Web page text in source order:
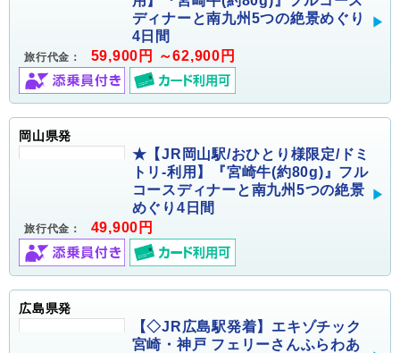
ディナーと南九州5つの絶景めぐり
4日間
旅行代金： 59,900円 ～62,900円
岡山県発
★【JR岡山駅/おひとり様限定/ドミ
トリ-利用】『宮崎牛(約80g)』フル
コースディナーと南九州5つの絶景
めぐり4日間
旅行代金： 49,900円
広島県発
【◇JR広島駅発着】エキゾチック
宮崎・神戸 フェリーさんふらわあ